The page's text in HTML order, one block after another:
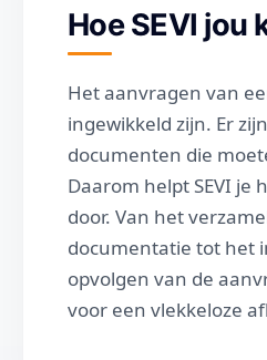
Hoe SEVI jou
Het aanvragen van
ingewikkeld zijn. Er
documenten die
Daarom helpt SEVI je
door. Van het
documentatie tot het
opvolgen van de
voor een vlekkeloze